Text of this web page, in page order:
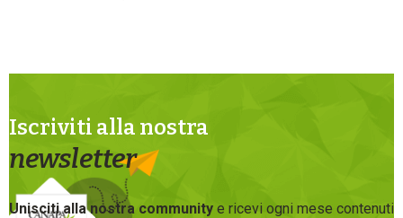
Iscriviti alla nostra
newsletter
Unisciti alla nostra community e ricevi ogni mese contenuti